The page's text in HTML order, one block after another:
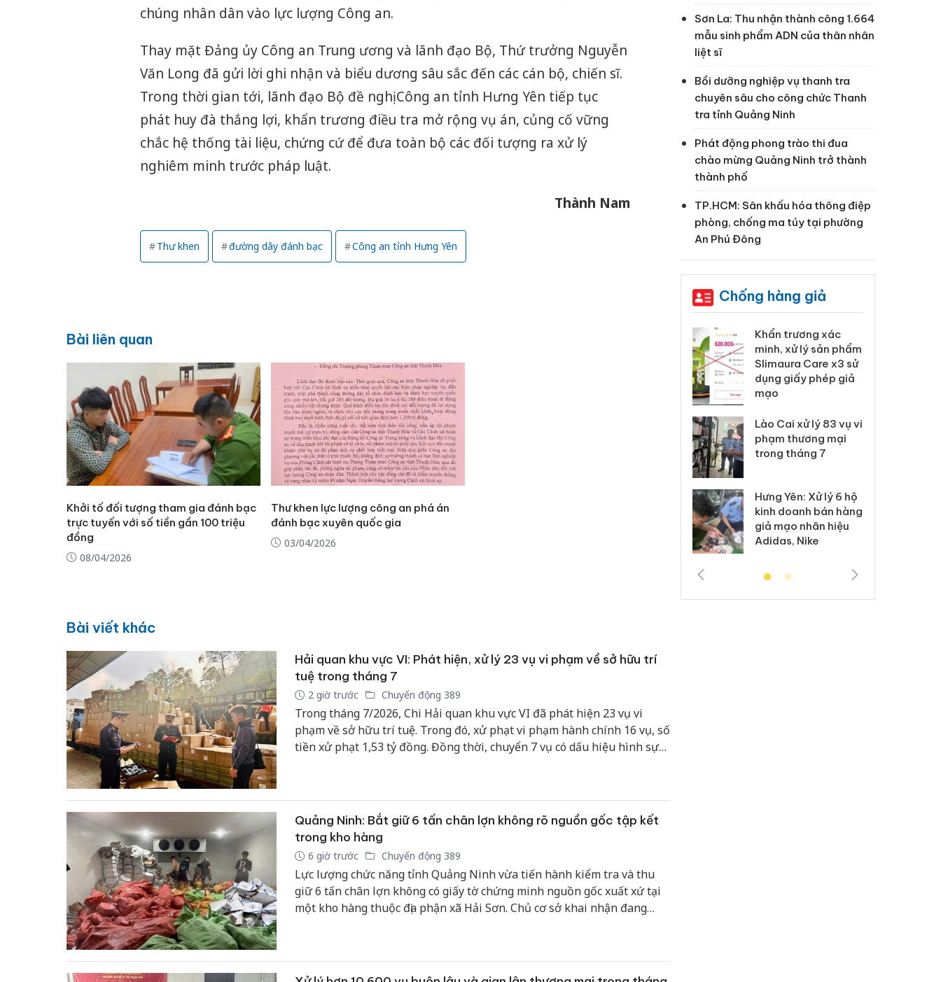
chúng nhân dân vào lực lượng Công an.
Thay mặt Đảng ủy Công an Trung ương và lãnh đạo Bộ, Thứ trưởng Nguyễn
Văn Long đã gửi lời ghi nhận và biểu dương sâu sắc đến các cán bộ, chiến sĩ.
Trong thời gian tới, lãnh đạo Bộ đề nghị Công an tỉnh Hưng Yên tiếp tục
phát huy đà thắng lợi, khẩn trương điều tra mở rộng vụ án, củng cố vững
chắc hệ thống tài liệu, chứng cứ để đưa toàn bộ các đối tượng ra xử lý
nghiêm minh trước pháp luật.
Thành Nam
Thư khen đường dây đánh bạc Công an tỉnh Hưng Yên
Bài liên quan
Khởi tố đối tượng tham gia đánh bạc
trực tuyến với số tiền gần 100 triệu
đồng
08/04/2026
Thư khen lực lượng công an phá án
đánh bạc xuyên quốc gia
03/04/2026
Bài viết khác
Hải quan khu vực VI: Phát hiện, xử lý 23 vụ vi phạm về sở hữu trí
tuệ trong tháng 7
2 giờ trước Chuyển động 389
Trong tháng 7/2026, Chi Hải quan khu vực VI đã phát hiện 23 vụ vi
phạm về sở hữu trí tuệ. Trong đó, xử phạt vi phạm hành chính 16 vụ, số
tiền xử phạt 1,53 tỷ đồng. Đồng thời, chuyển 7 vụ có dấu hiệu hình sự
Quảng Ninh: Bắt giữ 6 tấn chân lợn không rõ nguồn gốc tập kết
trong kho hàng
6 giờ trước Chuyển động 389
Lực lượng chức năng tỉnh Quảng Ninh vừa tiến hành kiểm tra và thu
giữ 6 tấn chân lợn không có giấy tờ chứng minh nguồn gốc xuất xứ tại
một kho hàng thuộc địa phận xã Hải Sơn. Chủ cơ sở khai nhận đang
Sơn La: Thu nhận thành công 1.664
mẫu sinh phẩm ADN của thân nhân
liệt sĩ
Bồi dưỡng nghiệp vụ thanh tra
chuyên sâu cho công chức Thanh
tra tỉnh Quảng Ninh
Phát động phong trào thi đua
chào mừng Quảng Ninh trở thành
thành phố
TP.HCM: Sân khấu hóa thông điệp
phòng, chống ma túy tại phường
An Phú Đông
Chống hàng giả
Khẩn trương xác
minh, xử lý sản phẩm
Slimaura Care x3 sử
dụng giấy phép giả
mạo
Lào Cai xử lý 83 vụ vi
phạm thương mại
trong tháng 7
Hưng Yên: Xử lý 6 hộ
kinh doanh bán hàng
giả mạo nhãn hiệu
Adidas, Nike